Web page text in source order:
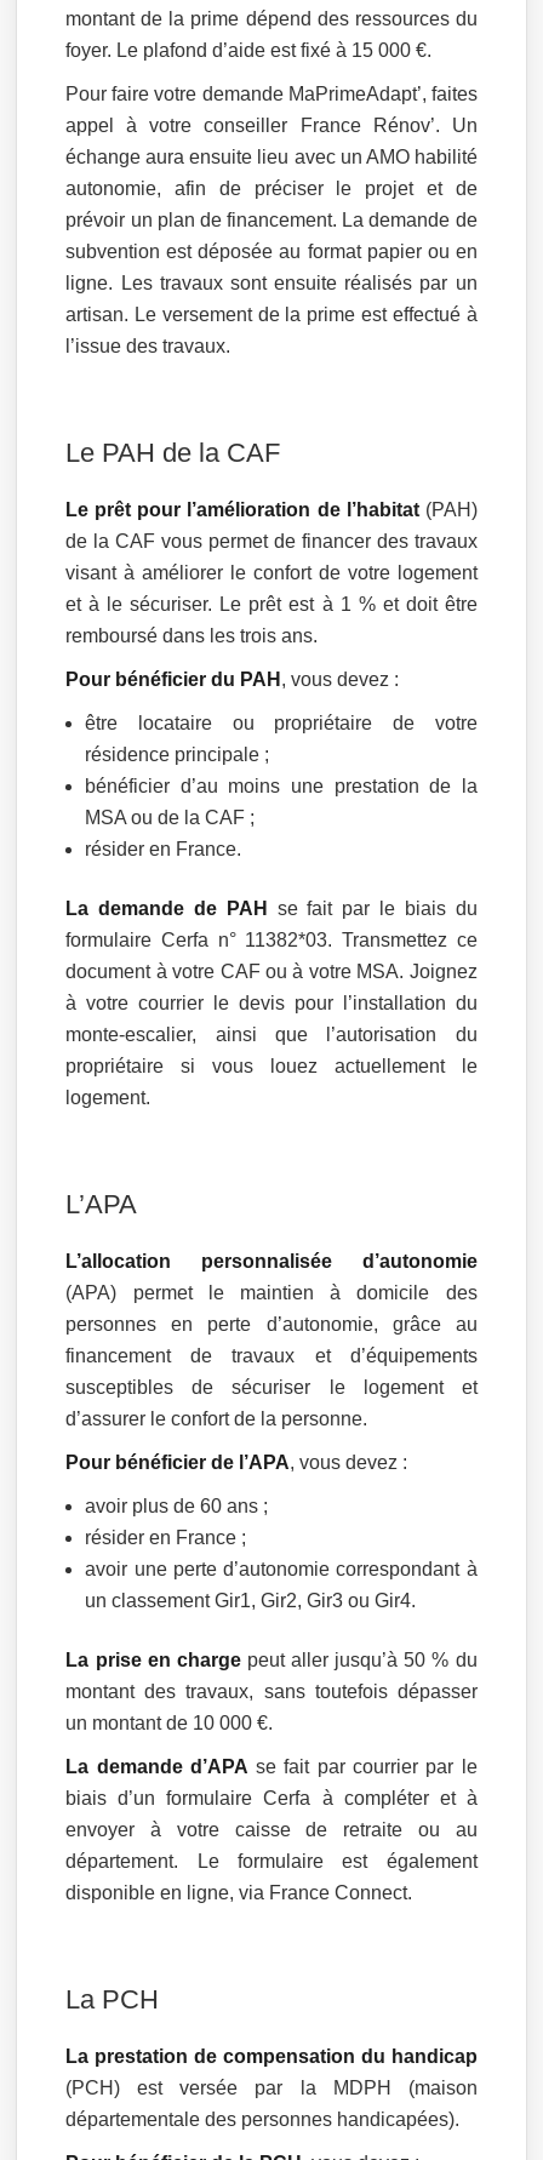
montant de la prime dépend des ressources du
foyer. Le plafond d’aide est fixé à 15 000 €.
Pour faire votre demande MaPrimeAdapt’, faites
appel à votre conseiller France Rénov’. Un
échange aura ensuite lieu avec un AMO habilité
autonomie, afin de préciser le projet et de
prévoir un plan de financement. La demande de
subvention est déposée au format papier ou en
ligne. Les travaux sont ensuite réalisés par un
artisan. Le versement de la prime est effectué à
l’issue des travaux.
Le PAH de la CAF
Le prêt pour l’amélioration de l’habitat(PAH)
de la CAF vous permet de financer des travaux
visant à améliorer le confort de votre logement
et à le sécuriser. Le prêt est à 1 % et doit être
remboursé dans les trois ans.
Pour bénéficier du PAH , vous devez :
être locataire ou propriétaire de votre
résidence principale ;
bénéficier d’au moins une prestation de la
MSA ou de la CAF ;
résider en France.
La demande de PAH
se fait par le biais du
formulaire Cerfa n° 11382*03. Transmettez ce
document à votre CAF ou à votre MSA. Joignez
à votre courrier le devis pour l’installation du
monte-escalier, ainsi que l’autorisation du
propriétaire si vous louez actuellement le
logement.
L’APA
L’allocation personnalisée d’autonomie
(APA) permet le maintien à domicile des
personnes en perte d’autonomie, grâce au
financement de travaux et d’équipements
susceptibles de sécuriser le logement et
d’assurer le confort de la personne.
Pour bénéficier de l’APA, vous devez :
avoir plus de 60 ans ;
résider en France ;
avoir une perte d’autonomie correspondant à
un classement Gir1, Gir2, Gir3 ou Gir4.
La prise en chargepeut aller jusqu’à 50 % du
montant des travaux, sans toutefois dépasser
un montant de 10 000 €.
La demande d’APA se fait par courrier par le
biais d’un formulaire Cerfa à compléter et à
envoyer à votre caisse de retraite ou au
département. Le formulaire est également
disponible en ligne, via France Connect.
La PCH
La prestation de compensation du handicap
(PCH) est versée par la MDPH (maison
départementale des personnes handicapées).